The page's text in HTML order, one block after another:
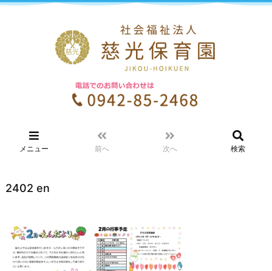
メニュー 前へ 次へ 検索
2402 en